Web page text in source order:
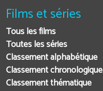
Films et séries
Tous les films
Toutes les séries
Classement alphabétique
Classement chronologique
Classement thématique